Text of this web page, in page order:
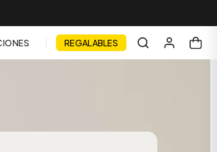
REGALABLES